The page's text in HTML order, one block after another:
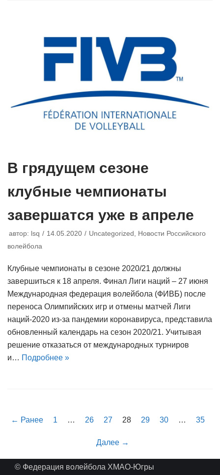
В грядущем сезоне
клубные чемпионаты
завершатся уже в апреле
автор: lsq 14.05.2020 Uncategorized , Новости Российского
волейбола
Клубные чемпионаты в сезоне 2020/21 должны
завершиться к 18 апреля. Финал Лиги наций – 27 июня
Международная федерация волейбола (ФИВБ) после
переноса Олимпийских игр и отмены матчей Лиги
наций-2020 из-за пандемии коронавируса, представила
обновленный календарь на сезон 2020/21. Учитывая
решение отказаться от международных турниров
и… Подробнее »
← Ранее 1 … 26 27 28 29 30 … 35
Далее →
© Федерация волейбола ХМАО-Югры